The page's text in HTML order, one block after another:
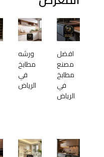
افضل
مصنع
مطابخ
في
الرياض
ورشه
مطابخ
في
الرياض